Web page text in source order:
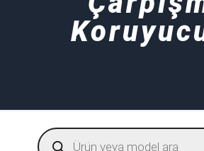
Products
search